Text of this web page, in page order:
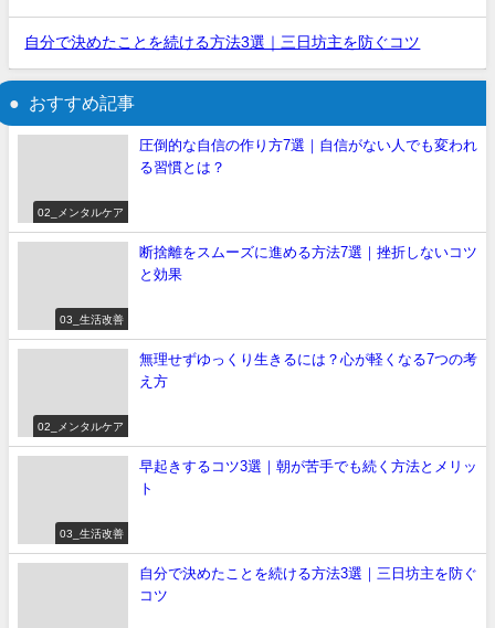
自分で決めたことを続ける方法3選｜三日坊主を防ぐコツ
おすすめ記事
02_メンタルケア
圧倒的な自信の作り方7選｜自信がない人でも変われ
る習慣とは？
03_生活改善
断捨離をスムーズに進める方法7選｜挫折しないコツ
と効果
02_メンタルケア
無理せずゆっくり生きるには？心が軽くなる7つの考
え方
03_生活改善
早起きするコツ3選｜朝が苦手でも続く方法とメリッ
ト
自分で決めたことを続ける方法3選｜三日坊主を防ぐ
コツ